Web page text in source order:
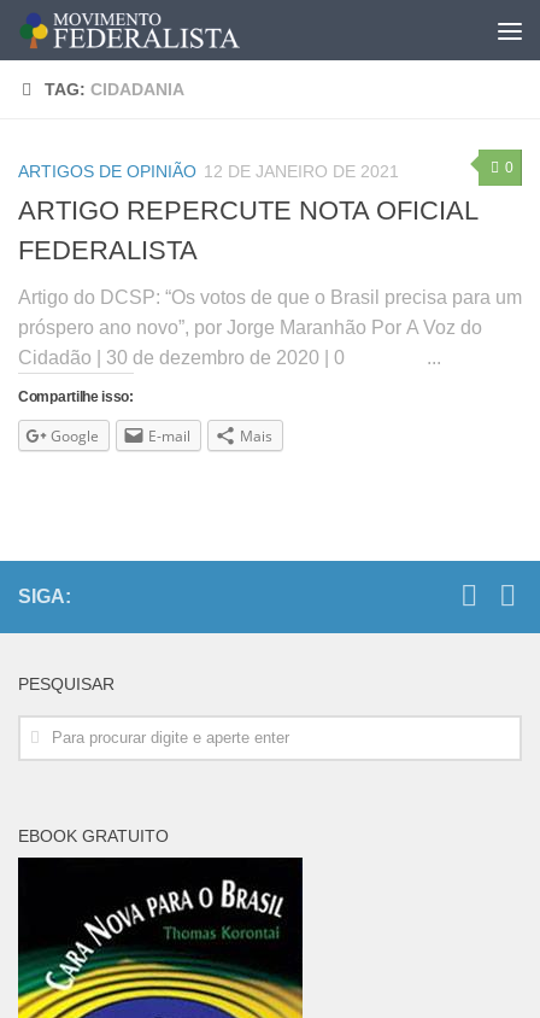
TAG: CIDADANIA
0
ARTIGOS DE OPINIÃO 12 DE JANEIRO DE 2021
ARTIGO REPERCUTE NOTA OFICIAL
FEDERALISTA
Artigo do DCSP: “Os votos de que o Brasil precisa para um
próspero ano novo”, por Jorge Maranhão Por A Voz do
Cidadão | 30 de dezembro de 2020 | 0 ...
Compartilhe isso:
Google E-mail Mais
SIGA:
PESQUISAR
EBOOK GRATUITO